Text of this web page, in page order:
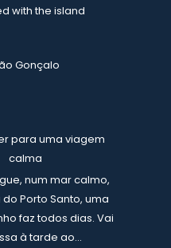
with the island
Gonçalo
para uma viagem
calma
num mar calmo,
Porto Santo, uma
faz todos dias. Vai
à tarde ao...